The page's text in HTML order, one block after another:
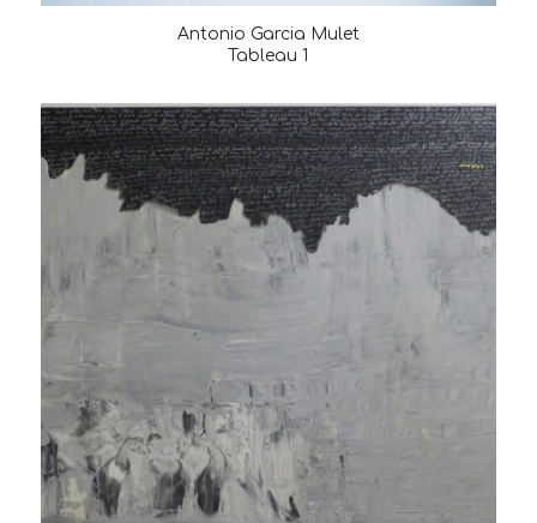
Antonio Garcia Mulet
Tableau 1